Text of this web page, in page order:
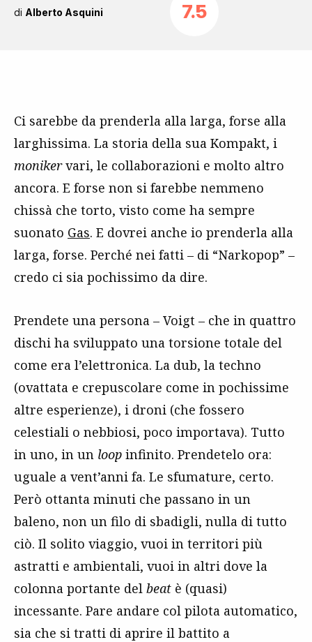
di Alberto Asquini 7.5
Ci sarebbe da prenderla alla larga, forse alla
larghissima. La storia della sua Kompakt, i
monikervari, le collaborazioni e molto altro
ancora. E forse non si farebbe nemmeno
chissà che torto, visto come ha sempre
suonato Gas. E dovrei anche io prenderla alla
larga, forse. Perché nei fatti – di “Narkopop” –
credo ci sia pochissimo da dire.
Prendete una persona – Voigt – che in quattro
dischi ha sviluppato una torsione totale del
come era l’elettronica. La dub, la techno
(ovattata e crepuscolare come in pochissime
altre esperienze), i droni (che fossero
celestiali o nebbiosi, poco importava). Tutto
in uno, in un loop infinito. Prendetelo ora:
uguale a vent’anni fa. Le sfumature, certo.
Però ottanta minuti che passano in un
baleno, non un filo di sbadigli, nulla di tutto
ciò. Il solito viaggio, vuoi in territori più
astratti e ambientali, vuoi in altri dove la
colonna portante del beat è (quasi)
incessante. Pare andare col pilota automatico,
sia che si tratti di aprire il battito a